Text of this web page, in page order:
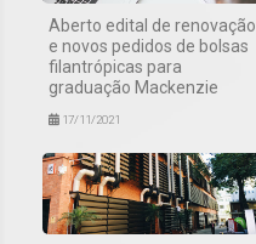
Aberto edital de renovação
e novos pedidos de bolsas
filantrópicas para
graduação Mackenzie
17/11/2021